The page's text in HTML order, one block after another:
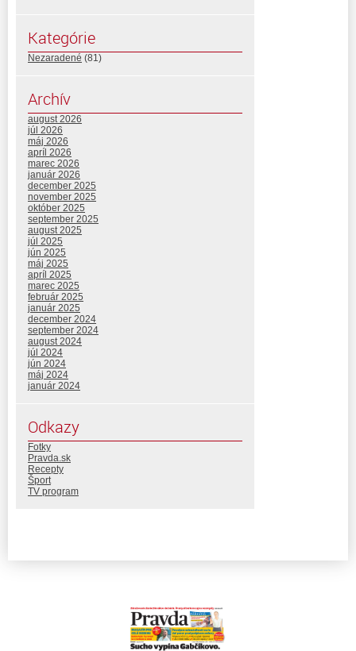
Kategórie
Nezaradené (81)
Archív
august 2026
júl 2026
máj 2026
apríl 2026
marec 2026
január 2026
december 2025
november 2025
október 2025
september 2025
august 2025
júl 2025
jún 2025
máj 2025
apríl 2025
marec 2025
február 2025
január 2025
december 2024
september 2024
august 2024
júl 2024
jún 2024
máj 2024
január 2024
Odkazy
Fotky
Pravda.sk
Recepty
Šport
TV program